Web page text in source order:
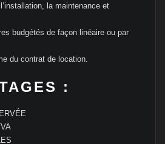
la maintenance et
budgétés de façon linéaire ou par
du contrat de location.
: